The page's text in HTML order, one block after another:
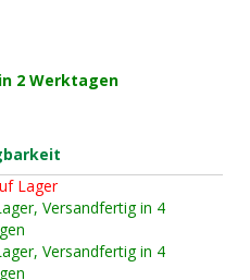
2 Werktagen
Lager
Versandfertig in 4
Versandfertig in 4